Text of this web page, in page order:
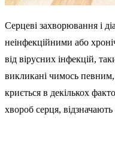
Серцеві захворювання і
неінфекційними або
від вірусних інфекцій,
викликані чимось
криється в декількох
хвороб серця, відзначають